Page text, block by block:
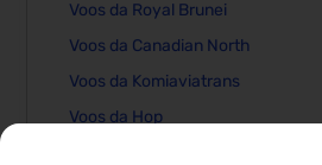
Voos da Royal Brunei
Voos da Canadian North
Voos da Komiaviatrans
Voos da Hop